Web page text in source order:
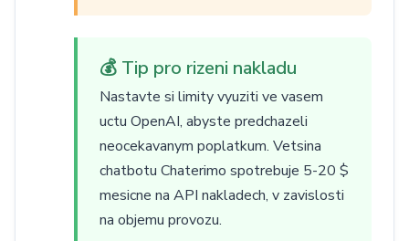
💰 Tip pro rizeni nakladu
Nastavte si limity vyuziti ve vasem
uctu OpenAI, abyste predchazeli
neocekavanym poplatkum. Vetsina
chatbotu Chaterimo spotrebuje 5-20 $
mesicne na API nakladech, v zavislosti
na objemu provozu.